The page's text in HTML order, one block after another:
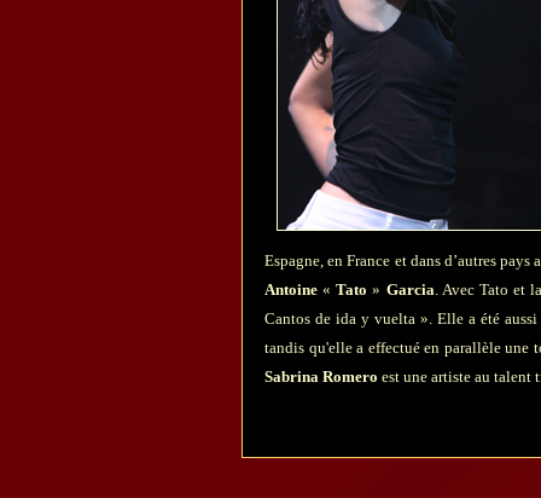
Espagne, en France et dans d’autres
Antoine «Tato » Garcia. Avec Tato et
Cantos de ida y vuelta ». Elle a été
tandis qu'elle a effectué en parallèle une
Sabrina Romero est une artiste au talent